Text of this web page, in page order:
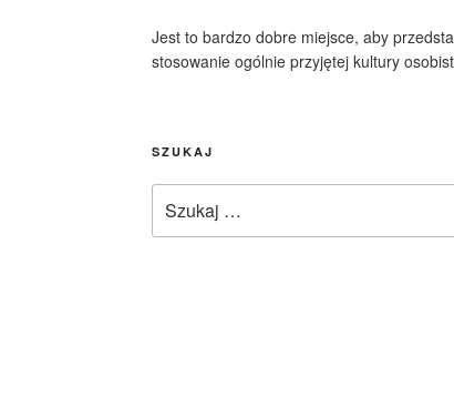
Jest to bardzo dobre miejsce, aby
stosowanie ogólnie przyjętej kultury
SZUKAJ